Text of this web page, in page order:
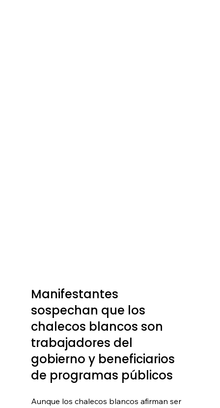
Manifestantes
sospechan que los
chalecos blancos son
trabajadores del
gobierno y beneficiarios
de programas públicos
Aunque los chalecos blancos afirman ser